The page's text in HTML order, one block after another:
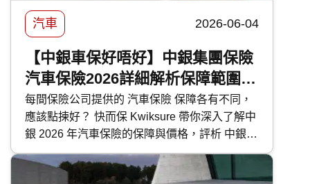
汽車 2026-06-04
【中銀車保好唔好】中銀集團保險
汽車保險2026詳細解析保障範圍及
特色
每間保險公司提供的 汽車保險 保障各有不同，
應該點揀好？ 快而保 Kwiksure 帶你深入了解中
銀 2026 年汽車保險的保障與價格，評析 中銀汽
車保險 優缺點，助你選擇最合適的車保方案。